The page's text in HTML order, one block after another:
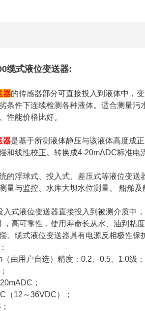
缆式液位变送器:
器的传感器部分可直接投入到液体中，
条件下连续检测各种液体。适合测量
性能价格比好。
器是基于所测液体静压与该液体高度成
和线性校正。转换成4-20mADC标准电
的浮球式、投入式、差压式等液位变
量与监控、水库大坝水位测量、 船舶
式液位变送器直接投入到被测介质中，
，高可靠性，使用寿命长从水、油到粘
。缆式液位变送器具有电源反相极性保
由用户自选）精度：0.2、0.5、1.0级；
；
（12～36VDC）；